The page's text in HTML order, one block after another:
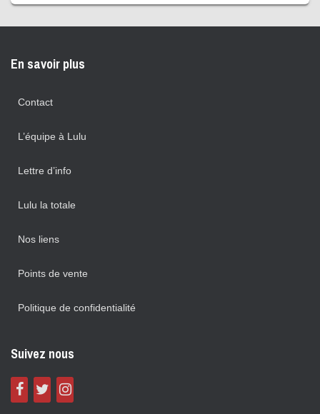
En savoir plus
Contact
L’équipe à Lulu
Lettre d’info
Lulu la totale
Nos liens
Points de vente
Politique de confidentialité
Suivez nous